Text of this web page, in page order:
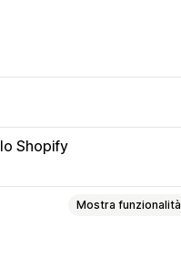
Shopify
Mostra funzionalità